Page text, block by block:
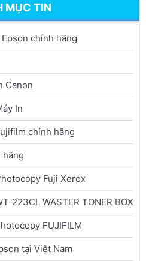
MỤC TIN
chính hãng
Canon
In
chính hãng
hãng
Fuji Xerox
223CL WASTER TONER BOX
FUJIFILM
tại Việt Nam